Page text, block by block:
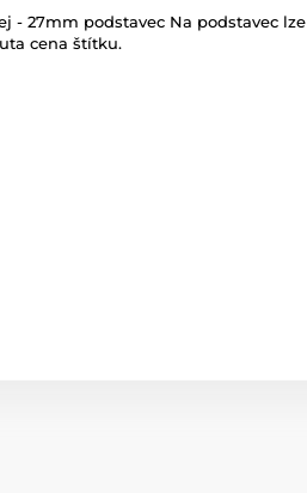
- 27mm podstavec Na podstavec lze
cena štítku.